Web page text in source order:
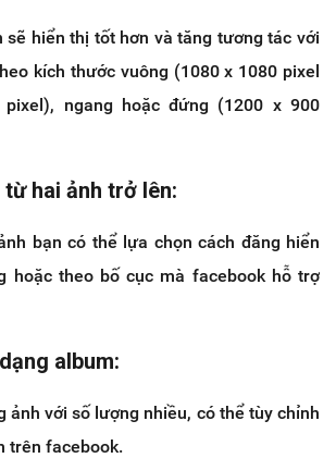
sẽ hiển thị tốt hơn và tăng tương tác với
kích thước vuông (1080 x 1080 pixel
ngang hoặc đứng (1200 x 900
hai ảnh trở lên:
bạn có thể lựa chọn cách đăng hiển
hoặc theo bố cục mà facebook hỗ trợ
album:
ảnh với số lượng nhiều, có thể tùy chỉnh
trên facebook.